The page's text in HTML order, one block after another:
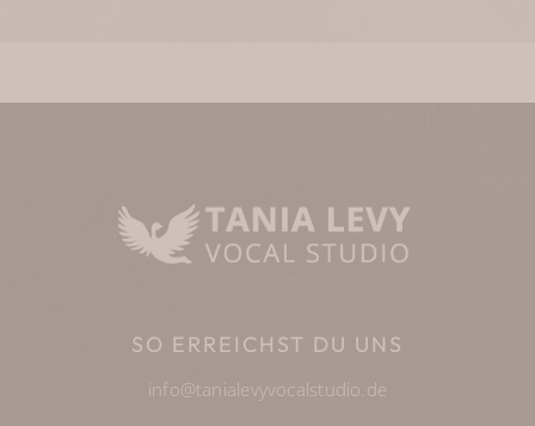
SO ERREICHST DU UNS
info@tanialevyvocalstudio.de